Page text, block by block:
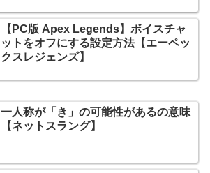
【PC版 Apex Legends】ボイスチャ
ットをオフにする設定方法【エーペッ
クスレジェンズ】
一人称が「き」の可能性があるの意味
【ネットスラング】